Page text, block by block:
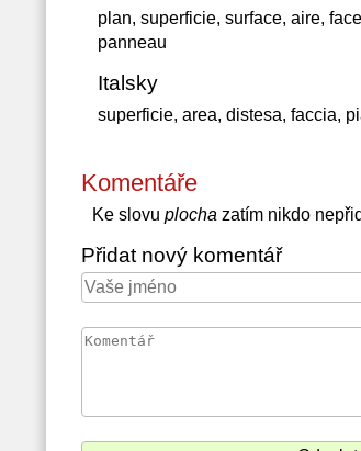
plan, superficie, surface, aire,
panneau
Italsky
superficie, area, distesa, faccia,
Komentáře
Ke slovu plocha zatím nikdo
Přidat nový komentář